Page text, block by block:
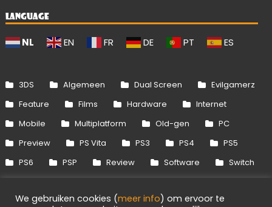
LANGUAGE
NL EN FR DE PT ES
3DS Algemeen Dual Screen
Evilgamerz
Feature
Films Hardware
Internet
Mobile
Multiplatform Old-gen
PC
Preview
PS Vita PS3 PS4
PS5
PS6
PSP Review Software
Switch
Xbox 360
Xbox One Xbox Series
We gebruiken cookies (meer info) om ervoor te